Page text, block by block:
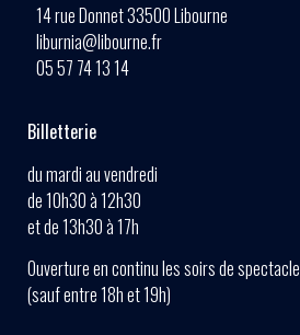
14 rue Donnet 33500 Libourne
liburnia@libourne.fr
05 57 74 13 14
Billetterie
du mardi au vendredi
de 10h30 à 12h30
et de 13h30 à 17h
Ouverture en continu les soirs de spectacle
(sauf entre 18h et 19h)